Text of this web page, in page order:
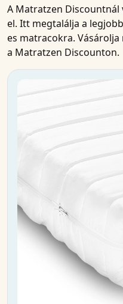
A Matratzen Discountnál
el. Itt megtalálja a legjobb
es matracokra. Vásárolja
a Matratzen Discounton.